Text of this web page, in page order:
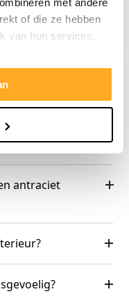
met andere
of die ze hebben
van hun services.
Neem contact op
antraciet
antraciet